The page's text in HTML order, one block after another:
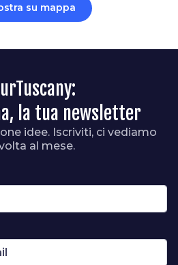
su mappa
la tua newsletter
idee. Iscriviti, ci vediamo
al mese.